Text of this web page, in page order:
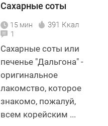
Сахарные соты
15 мин 391 Ккал
1
Сахарные соты или
печенье "Дальгона" -
оригинальное
лакомство, которое
знакомо, пожалуй,
всем корейским ...